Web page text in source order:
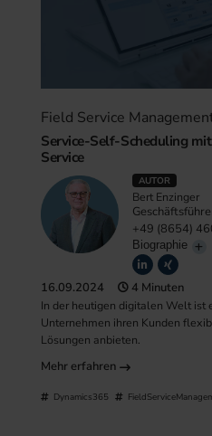
Field Service
Service-Self-Scheduling
Service
AUTOR
Bert Enzinger
+49 (8654)
Biographie
16.09.2024 4 Minuten
In der heutigen digitalen Welt ist
Unternehmen ihren Kunden
Lösungen anbieten.
Mehr erfahren
Dynamics365